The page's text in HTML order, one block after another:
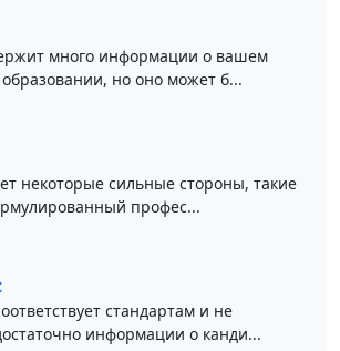
много информации о вашем
но оно может б...
некоторые сильные стороны, такие
профес...
стандартам и не
информации о канди...